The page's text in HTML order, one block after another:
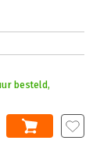
besteld,